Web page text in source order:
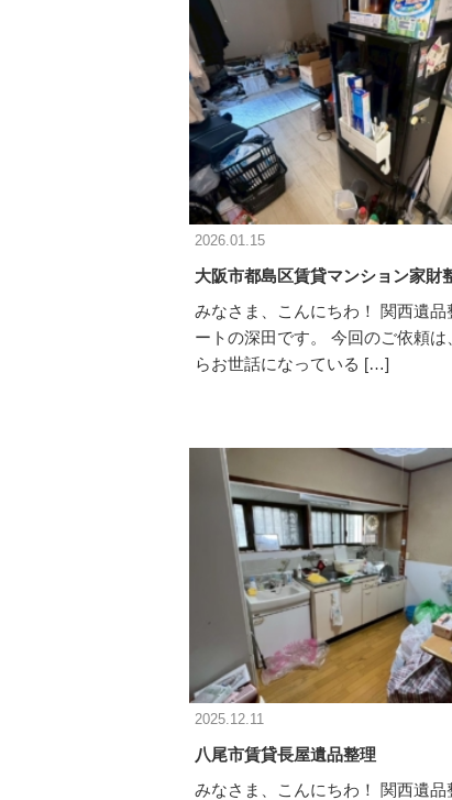
2026.01.15
大阪市都島区賃貸マンション家財
みなさま、こんにちわ！ 関西遺品
ートの深田です。 今回のご依頼は
らお世話になっている […]
2025.12.11
八尾市賃貸長屋遺品整理
みなさま、こんにちわ！ 関西遺品